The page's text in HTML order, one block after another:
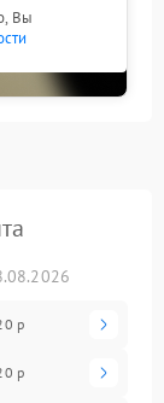
Вы
р
р